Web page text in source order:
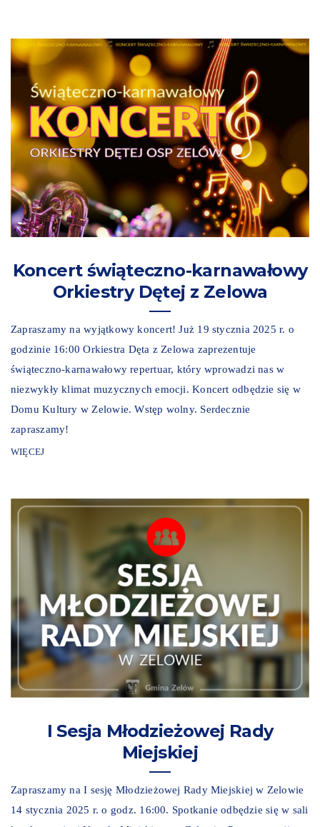
Koncert świąteczno-karnawałowy
Orkiestry Dętej z Zelowa
Zapraszamy na wyjątkowy koncert! Już 19 stycznia 2025 r. o
godzinie 16:00 Orkiestra Dęta z Zelowa zaprezentuje
świąteczno-karnawałowy repertuar, który wprowadzi nas w
niezwykły klimat muzycznych emocji. Koncert odbędzie się w
Domu Kultury w Zelowie. Wstęp wolny. Serdecznie
zapraszamy!
WIĘCEJ
I Sesja Młodzieżowej Rady
Miejskiej
Zapraszamy na I sesję Młodzieżowej Rady Miejskiej w Zelowie
14 stycznia 2025 r. o godz. 16:00. Spotkanie odbędzie się w sali